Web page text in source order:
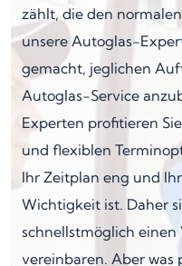
zählt, die den
unsere Autoglas-
gemacht, jeglichen
Autoglas-Service
Experten profitieren
und flexiblen
Ihr Zeitplan eng und
Wichtigkeit ist. Daher
schnellstmöglich
vereinbaren. Aber was